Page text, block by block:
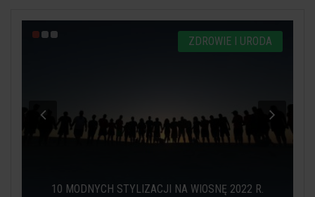
ZDROWIE I URODA
10 MODNYCH STYLIZACJI NA WIOSNĘ 2022 R.